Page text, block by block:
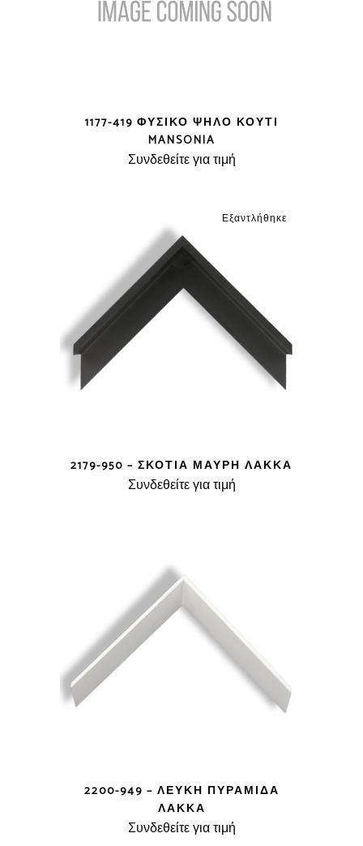
1177-419 ΦΥΣΙΚΌ ΨΗΛΌ ΚΟΥΤΊ
MANSONIA
Συνδεθείτε για τιμή
Εξαντλήθηκε
2179-950 – ΣΚΟΤΊΑ ΜΑΎΡΗ ΛΆΚΚΑ
Συνδεθείτε για τιμή
2200-949 – ΛΕΥΚΉ ΠΥΡΑΜΊΔΑ
ΛΆΚΚΑ
Συνδεθείτε για τιμή